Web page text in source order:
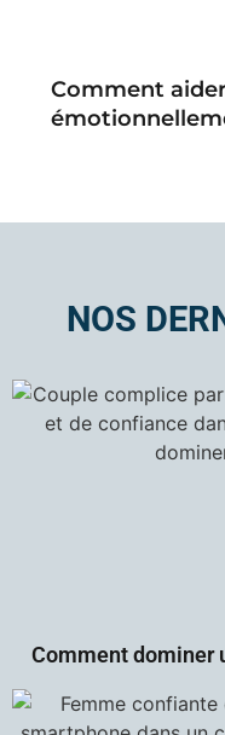
Comment
NOS
Comment dominer